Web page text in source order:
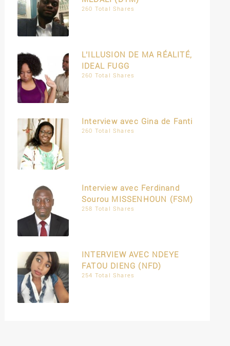
260 Total Shares
L’ILLUSION DE MA RÉALITÉ,
IDEAL FUGG
260 Total Shares
Interview avec Gina de Fanti
260 Total Shares
Interview avec Ferdinand
Sourou MISSENHOUN (FSM)
258 Total Shares
INTERVIEW AVEC NDEYE
FATOU DIENG (NFD)
254 Total Shares